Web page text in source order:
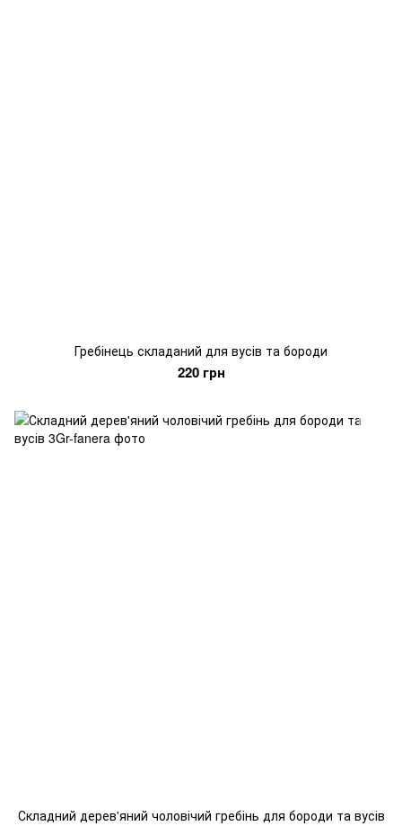
Гребінець складаний для вусів та бороди
220 грн
Складний дерев'яний чоловічий гребінь для бороди та вусів